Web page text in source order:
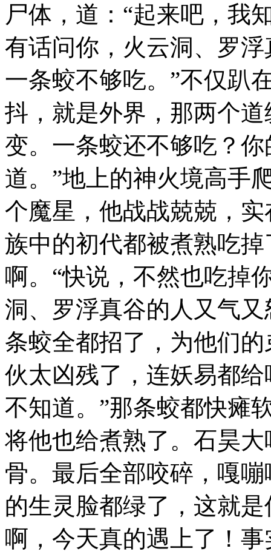
尸体，道：“起来吧，我
有话问你，火云洞、罗
一条蛟不够吃。”不仅趴
抖，就是外界，那两个
变。一条蛟还不够吃？
道。”地上的神火境高手
个魔星，他战战兢兢，
族中的初代都被煮熟吃
啊。“快说，不然也吃掉
洞、罗浮真谷的人又气
条蛟全都招了，为他们
伙太凶残了，连妖易都
不知道。”那条蛟都快瘫
将他也给煮熟了。石昊
骨。最后全部咬碎，嘎
的生灵脸都绿了，这就
啊，今天真的遇上了！